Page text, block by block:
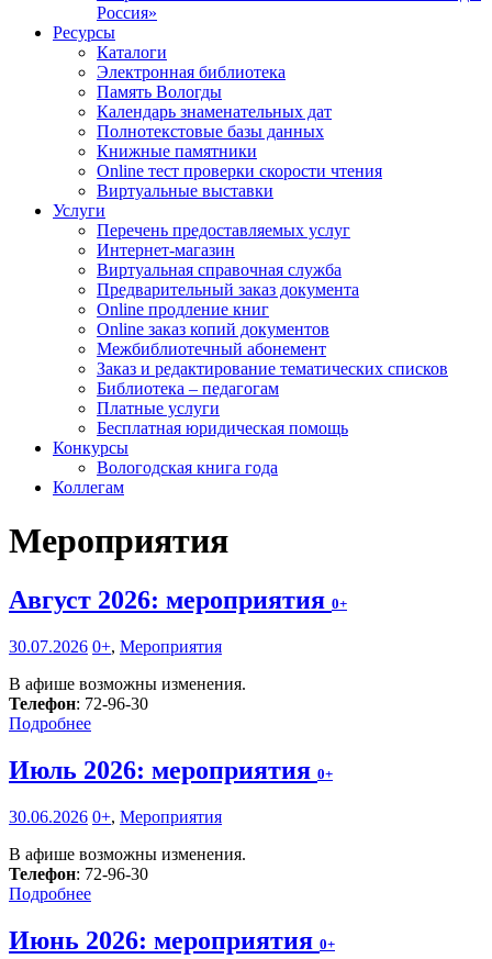
Россия»
Ресурсы
Каталоги
Электронная библиотека
Память Вологды
Календарь знаменательных дат
Полнотекстовые базы данных
Книжные памятники
Online тест проверки скорости чтения
Виртуальные выставки
Услуги
Перечень предоставляемых услуг
Интернет-магазин
Виртуальная справочная служба
Предварительный заказ документа
Online продление книг
Online заказ копий документов
Межбиблиотечный абонемент
Заказ и редактирование тематических списков
Библиотека – педагогам
Платные услуги
Бесплатная юридическая помощь
Конкурсы
Вологодская книга года
Коллегам
Мероприятия
Август 2026: мероприятия 0+
30.07.2026 0+, Мероприятия
В афише возможны изменения.
Телефон: 72-96-30
Подробнее
Июль 2026: мероприятия 0+
30.06.2026 0+, Мероприятия
В афише возможны изменения.
Телефон: 72-96-30
Подробнее
Июнь 2026: мероприятия 0+